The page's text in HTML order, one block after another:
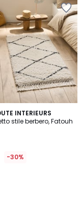
INTERIEURS
stile berbero, Fatouh
-30%